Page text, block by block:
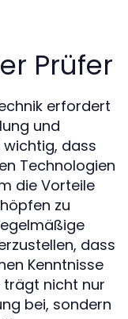
Prüfer
erfordert
und
wichtig, dass
Technologien
die Vorteile
zu
dass
Kenntnisse
trägt nicht nur
bei, sondern